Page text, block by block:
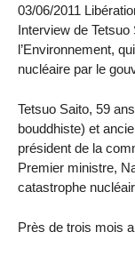
03/06/2011
Interview de
l’Environnement,
nucléaire par le
Tetsuo Saito, 59
bouddhiste) et
président de la
Premier ministre,
catastrophe
Près de trois mois